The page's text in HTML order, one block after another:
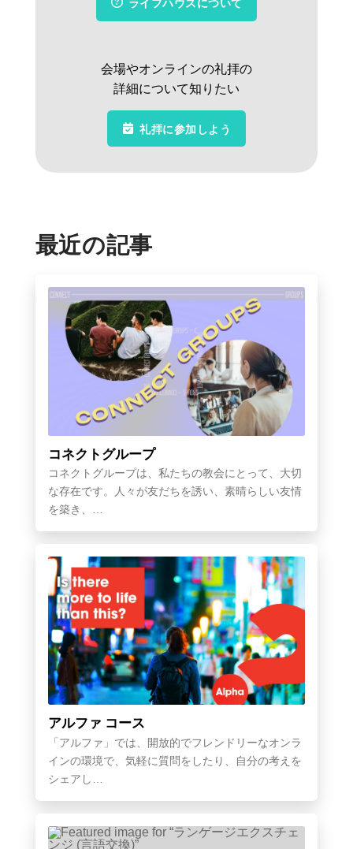
会場やオンラインの礼拝の
詳細について知りたい
礼拝に参加しよう
最近の記事
コネクトグループ
コネクトグループは、私たちの教会にとって、大切
な存在です。人々が友だちを誘い、素晴らしい友情
を築き、…
アルファ コース
「アルファ」では、開放的でフレンドリーなオンラ
インの環境で、気軽に質問をしたり、自分の考えを
シェアし…